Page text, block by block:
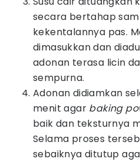
secara bertahap
kekentalannya pas.
dimasukkan dan
adonan terasa licin
sempurna.
Adonan didiamkan
menit agar baking
baik dan teksturnya
Selama proses
sebaiknya ditutup